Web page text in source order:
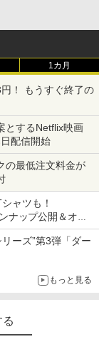
1カ月
！ もうすぐ終了の
が67%オフで990円
とするNetflix映画
配信開始
の最低注文料金が
ャツも！
ナップ公開＆オン
ーズ”第3弾「ダー
もっと見る